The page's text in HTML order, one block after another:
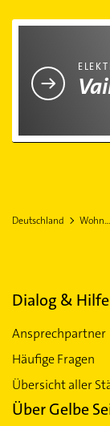
Deutschland Wohnen & Einrichten
Dialog & Hilfe
Ansprechpartner
Häufige Fragen
Übersicht aller
Über Gelbe